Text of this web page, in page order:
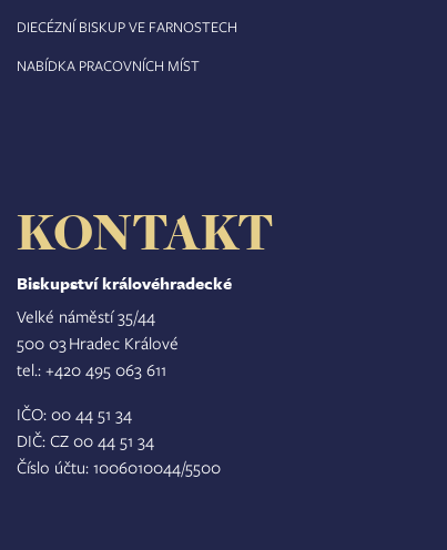
DIECÉZNÍ BISKUP VE FARNOSTECH
NABÍDKA PRACOVNÍCH MÍST
KONTAKT
Biskupství královéhradecké
Velké náměstí 35/44
500 03 Hradec Králové
tel.: +420 495 063 611
IČO: 00 44 51 34
DIČ: CZ 00 44 51 34
Číslo účtu: 1006010044/5500